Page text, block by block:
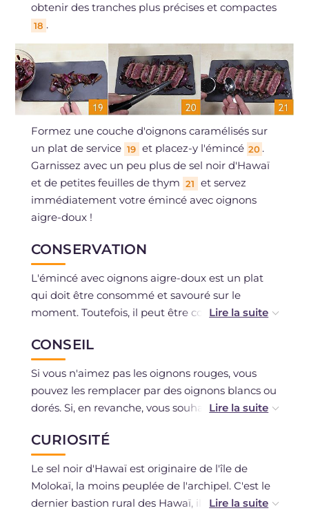
obtenir des tranches plus précises et compactes
18 .
Formez une couche d'oignons caramélisés sur
un plat de service 19 et placez-y l'émincé 20 .
Garnissez avec un peu plus de sel noir d'Hawaï
et de petites feuilles de thym 21
et servez
immédiatement votre émincé avec oignons
aigre-doux !
CONSERVATION
L'émincé avec oignons aigre-doux est un plat
qui doit être consommé et savouré sur le
moment. Toutefois, il peut être conservé au
bien recouvert de film plastique pour au
maximum un jour.
CONSEIL
Si vous n'aimez pas les oignons rouges, vous
pouvez les remplacer par des oignons blancs ou
dorés. Si, en revanche, vous souhaitez essayer
un émincé de poulet, en faisant très attention à
la cuisson, qui devra être plus longue : le poulet
doit être bien cuit à l'intérieur. Si vous ne
trouvez pas de sel noir d'Hawaï, utilisez du sel
gros classique. Rappelez-vous de ne pas percer
CURIOSITÉ
Le sel noir d'Hawaï est originaire de l'île de
Molokaï, la moins peuplée de l'archipel. C'est le
dernier bastion rural des Hawaï, il n'y a que de